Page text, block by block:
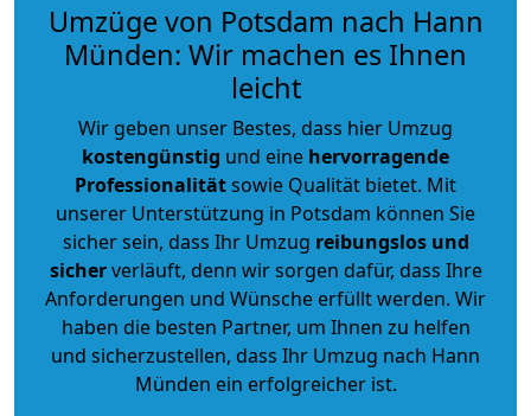
Umzüge von Potsdam nach Hann
Münden: Wir machen es Ihnen
leicht
Wir geben unser Bestes, dass hier Umzug
kostengünstig und eine hervorragende
Professionalitätsowie Qualität bietet. Mit
unserer Unterstützung in Potsdam können Sie
sicher sein, dass Ihr Umzug reibungslos und
sicherverläuft, denn wir sorgen dafür, dass Ihre
Anforderungen und Wünsche erfüllt werden. Wir
haben die besten Partner, um Ihnen zu helfen
und sicherzustellen, dass Ihr Umzug nach Hann
Münden ein erfolgreicher ist.